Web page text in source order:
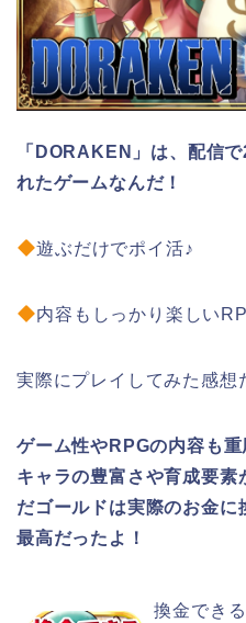
「DORAKEN」は、配信
れたゲームなんだ！
遊ぶだけでポイ活♪
内容もしっかり楽しい
実際にプレイしてみた感想
ゲーム性やRPGの内容も
キャラの豊富さや育成要素
だゴールドは実際のお金
最高だったよ！
換金でき